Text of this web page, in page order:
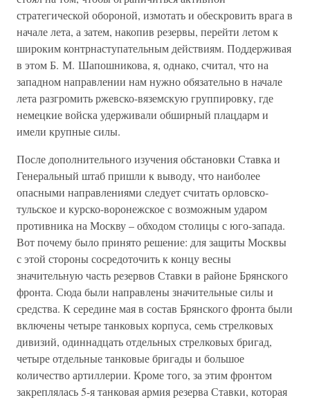
стратегической обороной, измотать и обескровить врага в
начале лета, а затем, накопив резервы, перейти летом к
широким контрнаступательным действиям. Поддерживая
в этом Б. М. Шапошникова, я, однако, считал, что на
западном направлении нам нужно обязательно в начале
лета разгромить ржевско-вяземскую группировку, где
немецкие войска удерживали обширный плацдарм и
имели крупные силы.
После дополнительного изучения обстановки Ставка и
Генеральный штаб пришли к выводу, что наиболее
опасными направлениями следует считать орловско-
тульское и курско-воронежское с возможным ударом
противника на Москву – обходом столицы с юго-запада.
Вот почему было принято решение: для защиты Москвы
с этой стороны сосредоточить к концу весны
значительную часть резервов Ставки в районе Брянского
фронта. Сюда были направлены значительные силы и
средства. К середине мая в состав Брянского фронта были
включены четыре танковых корпуса, семь стрелковых
дивизий, одиннадцать отдельных стрелковых бригад,
четыре отдельные танковые бригады и большое
количество артиллерии. Кроме того, за этим фронтом
закреплялась 5-я танковая армия резерва Ставки, которая